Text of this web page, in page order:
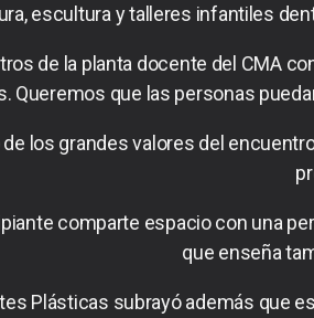
escultura y talleres infantiles
de la planta docente del CMA
Queremos que las personas
los grandes valores del
comparte espacio con una
que enseña
Plásticas subrayó además que